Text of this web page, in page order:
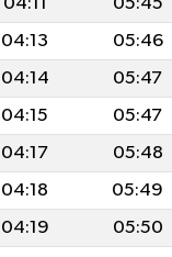
04:13 05:46
04:14 05:47
04:15 05:47
04:17 05:48
04:18 05:49
04:19 05:50